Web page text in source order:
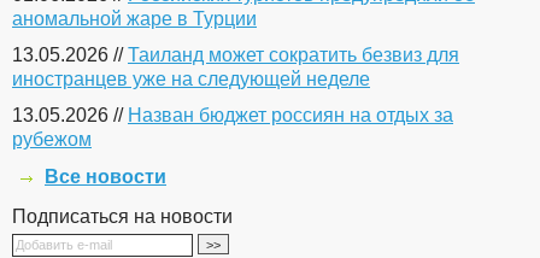
аномальной жаре в Турции
13.05.2026 //Таиланд может сократить безвиз для
иностранцев уже на следующей неделе
13.05.2026 // Назван бюджет россиян на отдых за
рубежом
Все новости
Подписаться на новости